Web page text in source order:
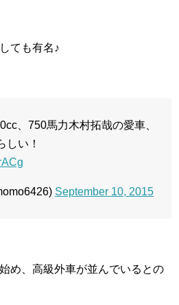
ても有名♪
、750馬力木村拓哉の愛車、
しい！
September 10, 2015
め、高級外車が並んでいるとの